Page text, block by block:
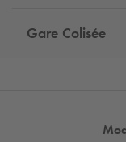
Gare Colisée